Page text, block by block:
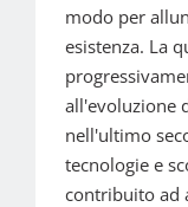
modo per
esistenza. La
all'evoluzione
nell'ultimo
tecnologie e
contribuito ad